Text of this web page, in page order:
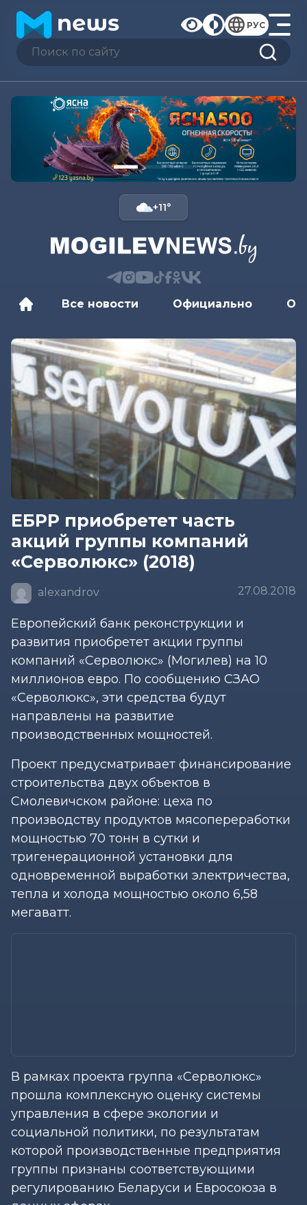
РУС
+11°
Все новости Официально
ЕБРР приобретет часть
акций группы компаний
«Серволюкс» (2018)
alexandrov 27.08.2018
Европейский банк реконструкции и
развития приобретет акции группы
компаний «Серволюкс» (Могилев) на 10
миллионов евро. По сообщению СЗАО
«Серволюкс», эти средства будут
направлены на развитие
производственных мощностей.
Проект предусматривает финансирование
строительства двух объектов в
Смолевичском районе: цеха по
производству продуктов мясопереработки
мощностью 70 тонн в сутки и
тригенерационной установки для
одновременной выработки электричества,
тепла и холода мощностью около 6,58
мегаватт.
В рамках проекта группа «Серволюкс»
прошла комплексную оценку системы
управления в сфере экологии и
социальной политики, по результатам
которой производственные предприятия
группы признаны соответствующими
регулированию Беларуси и Евросоюза в